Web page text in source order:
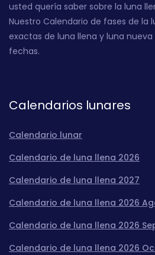
usted quería saber sobre la luna
Nuestro Calendario de fases de la
exactas de luna llena y luna
fechas.
Calendarios lunares
Calendario lunar
Calendario de luna llena 2026
Calendario de luna llena 2027
Calendario de luna llena 2026
Calendario de luna llena 2026
Calendario de luna llena 2026